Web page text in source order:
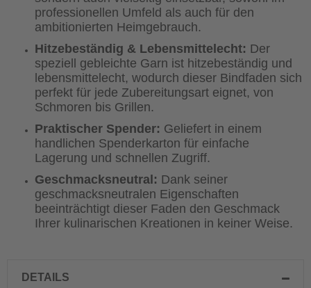
professionellen Umfeld als auch für den
ambitionierten Heimgebrauch.
Hitzebeständig & Lebensmittelecht: Der
speziell gebleichte Garn ist hitzebeständig und
lebensmittelecht, wodurch dieser Bindfaden sich
perfekt für jede Zubereitungsart eignet, von
Schmoren bis Grillen.
Praktischer Spender: Geliefert in einem
handlichen Spenderkarton für einfache
Lagerung und schnellen Zugriff.
Geschmacksneutral: Dank seiner
geschmacksneutralen Eigenschaften
beeinträchtigt dieser Faden den Geschmack
Ihrer kulinarischen Kreationen in keiner Weise.
DETAILS